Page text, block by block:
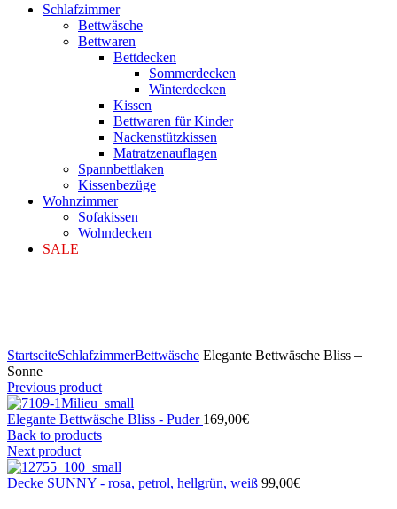
Schlafzimmer
Bettwäsche
Bettwaren
Bettdecken
Sommerdecken
Winterdecken
Kissen
Bettwaren für Kinder
Nackenstützkissen
Matratzenauflagen
Spannbettlaken
Kissenbezüge
Wohnzimmer
Sofakissen
Wohndecken
SALE
StartseiteSchlafzimmerBettwäsche Elegante Bettwäsche Bliss –
Sonne
Previous product
Elegante Bettwäsche Bliss - Puder 169,00€
Back to products
Next product
Decke SUNNY - rosa, petrol, hellgrün, weiß 99,00€